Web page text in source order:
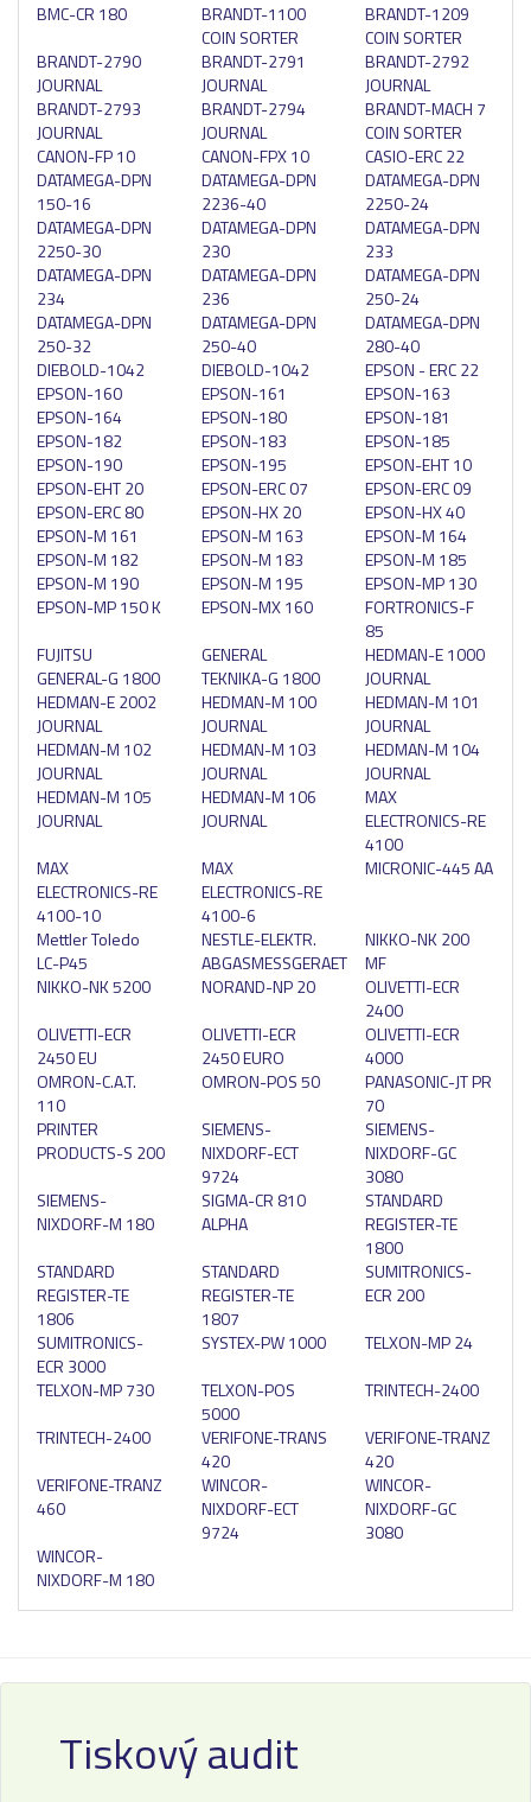
BMC-CR 180
BRANDT-1100
COIN SORTER
BRANDT-1209
COIN SORTER
BRANDT-2790
JOURNAL
BRANDT-2791
JOURNAL
BRANDT-2792
JOURNAL
BRANDT-2793
JOURNAL
BRANDT-2794
JOURNAL
BRANDT-MACH 7
COIN SORTER
CANON-FP 10
CANON-FPX 10
CASIO-ERC 22
DATAMEGA-DPN
150-16
DATAMEGA-DPN
2236-40
DATAMEGA-DPN
2250-24
DATAMEGA-DPN
2250-30
DATAMEGA-DPN
230
DATAMEGA-DPN
233
DATAMEGA-DPN
234
DATAMEGA-DPN
236
DATAMEGA-DPN
250-24
DATAMEGA-DPN
250-32
DATAMEGA-DPN
250-40
DATAMEGA-DPN
280-40
DIEBOLD-1042
DIEBOLD-1042
EPSON - ERC 22
EPSON-160
EPSON-161
EPSON-163
EPSON-164
EPSON-180
EPSON-181
EPSON-182
EPSON-183
EPSON-185
EPSON-190
EPSON-195
EPSON-EHT 10
EPSON-EHT 20
EPSON-ERC 07
EPSON-ERC 09
EPSON-ERC 80
EPSON-HX 20
EPSON-HX 40
EPSON-M 161
EPSON-M 163
EPSON-M 164
EPSON-M 182
EPSON-M 183
EPSON-M 185
EPSON-M 190
EPSON-M 195
EPSON-MP 130
EPSON-MP 150 K
EPSON-MX 160
FORTRONICS-F
85
FUJITSU
GENERAL-G 1800
GENERAL
TEKNIKA-G 1800
HEDMAN-E 1000
JOURNAL
HEDMAN-E 2002
JOURNAL
HEDMAN-M 100
JOURNAL
HEDMAN-M 101
JOURNAL
HEDMAN-M 102
JOURNAL
HEDMAN-M 103
JOURNAL
HEDMAN-M 104
JOURNAL
HEDMAN-M 105
JOURNAL
HEDMAN-M 106
JOURNAL
MAX
ELECTRONICS-RE
4100
MAX
ELECTRONICS-RE
4100-10
MAX
ELECTRONICS-RE
4100-6
MICRONIC-445 AA
Mettler Toledo
LC-P45
NESTLE-ELEKTR.
ABGASMESSGERAET
NIKKO-NK 200
MF
NIKKO-NK 5200
NORAND-NP 20
OLIVETTI-ECR
2400
OLIVETTI-ECR
2450 EU
OLIVETTI-ECR
2450 EURO
OLIVETTI-ECR
4000
OMRON-C.A.T.
110
OMRON-POS 50
PANASONIC-JT PR
70
PRINTER
PRODUCTS-S 200
SIEMENS-
NIXDORF-ECT
9724
SIEMENS-
NIXDORF-GC
3080
SIEMENS-
NIXDORF-M 180
SIGMA-CR 810
ALPHA
STANDARD
REGISTER-TE
1800
STANDARD
REGISTER-TE
1806
STANDARD
REGISTER-TE
1807
SUMITRONICS-
ECR 200
SUMITRONICS-
ECR 3000
SYSTEX-PW 1000
TELXON-MP 24
TELXON-MP 730
TELXON-POS
5000
TRINTECH-2400
TRINTECH-2400
VERIFONE-TRANS
420
VERIFONE-TRANZ
420
VERIFONE-TRANZ
460
WINCOR-
NIXDORF-ECT
9724
WINCOR-
NIXDORF-GC
3080
WINCOR-
NIXDORF-M 180
Tiskový audit